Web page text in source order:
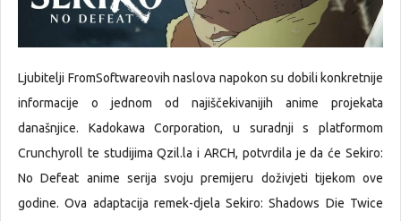
Ljubitelji FromSoftwareovih naslova napokon su dobili konkretnije
informacije o jednom od najiščekivanijih anime projekata
današnjice. Kadokawa Corporation, u suradnji s platformom
Crunchyroll te studijima Qzil.la i ARCH, potvrdila je da će Sekiro:
No Defeat anime serija svoju premijeru doživjeti tijekom ove
godine. Ova adaptacija remek-djela Sekiro: Shadows Die Twice